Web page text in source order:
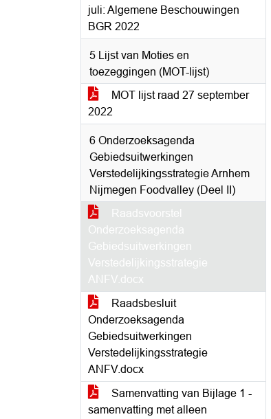
juli: Algemene Beschouwingen
BGR 2022
5 Lijst van Moties en
toezeggingen (MOT-lijst)
MOT lijst raad 27 september
2022
6 Onderzoeksagenda
Gebiedsuitwerkingen
Verstedelijkingsstrategie Arnhem
Nijmegen Foodvalley (Deel II)
Raadsvoorstel
Onderzoeksagenda
Gebiedsuitwerkingen
Verstedelijkingsstrategie
ANFV.docx
Raadsbesluit
Onderzoeksagenda
Gebiedsuitwerkingen
Verstedelijkingsstrategie
ANFV.docx
Samenvatting van Bijlage 1 -
samenvatting met alleen